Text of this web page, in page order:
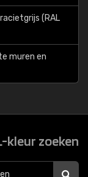
(RAL
muren en
kleur zoeken